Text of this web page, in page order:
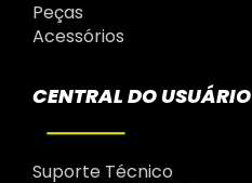
Peças
Acessórios
CENTRAL DO USUÁRIO
Suporte Técnico